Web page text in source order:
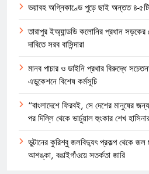
ভয়াবহ অগ্নিকাণ্ডে পুড়ে ছাই অন্তত ৪-
তারাপুর ইঅ্যান্ডডি কলোনির প্রধান
দাবিতে সরব বাসিন্দারা
মানব পাচার ও ডাইনি প্রথার বিরুদ্ধে
এডুকেশনে বিশেষ কর্মসূচি
“বাংলাদেশে ফিরবই, সে দেশের মানুষের
পর দিল্লি থেকে ভার্চুয়াল হুংকার শেখ
ভুটানের কুরিশ্বু জলবিদ্যুৎ প্রকল্প থেকে
আশঙ্কা, বঙাইগাঁওয়ে সতর্কতা জারি